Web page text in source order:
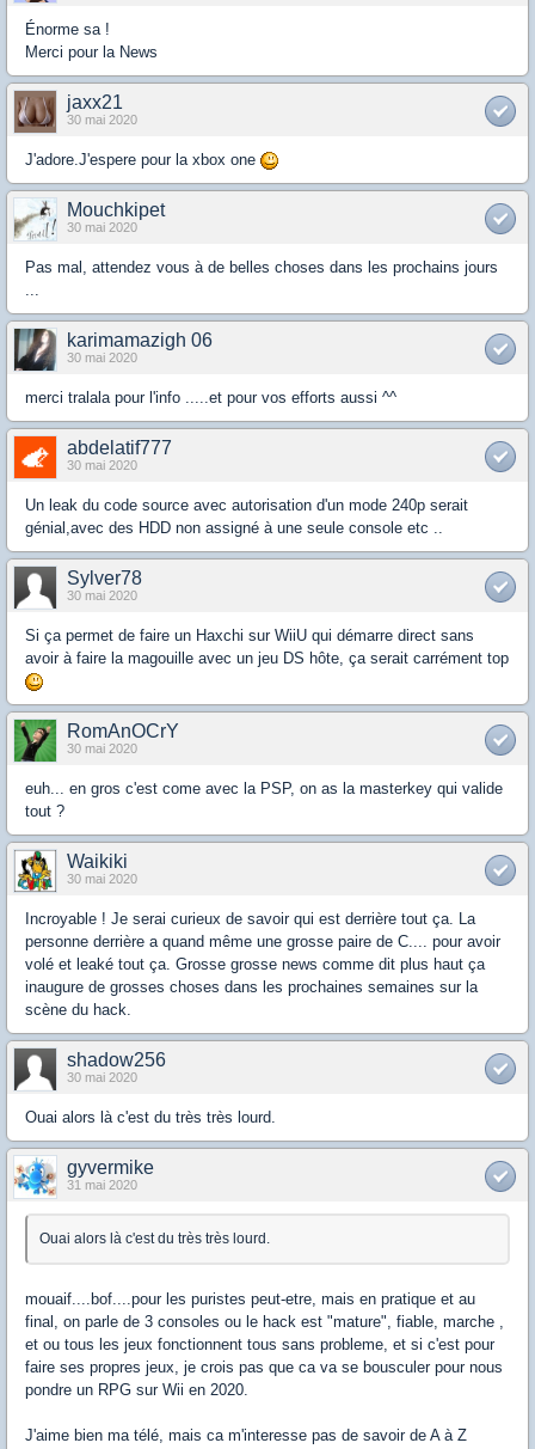
Énorme sa !
Merci pour la News
jaxx21
30 mai 2020
J'adore.J'espere pour la xbox one
Mouchkipet
30 mai 2020
Pas mal, attendez vous à de belles choses dans les prochains jours
...
karimamazigh 06
30 mai 2020
merci tralala pour l'info .....et pour vos efforts aussi ^^
abdelatif777
30 mai 2020
Un leak du code source avec autorisation d'un mode 240p serait
génial,avec des HDD non assigné à une seule console etc ..
Sylver78
30 mai 2020
Si ça permet de faire un Haxchi sur WiiU qui démarre direct sans
avoir à faire la magouille avec un jeu DS hôte, ça serait carrément top
RomAnOCrY
30 mai 2020
euh... en gros c'est come avec la PSP, on as la masterkey qui valide
tout ?
Waikiki
30 mai 2020
Incroyable ! Je serai curieux de savoir qui est derrière tout ça. La
personne derrière a quand même une grosse paire de C.... pour avoir
volé et leaké tout ça. Grosse grosse news comme dit plus haut ça
inaugure de grosses choses dans les prochaines semaines sur la
scène du hack.
shadow256
30 mai 2020
Ouai alors là c'est du très très lourd.
gyvermike
31 mai 2020
Ouai alors là c'est du très très lourd.
mouaif....bof....pour les puristes peut-etre, mais en pratique et au
final, on parle de 3 consoles ou le hack est "mature", fiable, marche ,
et ou tous les jeux fonctionnent tous sans probleme, et si c'est pour
faire ses propres jeux, je crois pas que ca va se bousculer pour nous
pondre un RPG sur Wii en 2020.
J'aime bien ma télé, mais ca m'interesse pas de savoir de A à Z